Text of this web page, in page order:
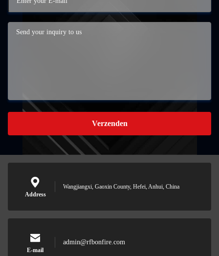
Verzenden
Address
Wangjiangxi, Gaoxin County, Hefei, Anhui, China
E-mail
admin@rfbonfire.com